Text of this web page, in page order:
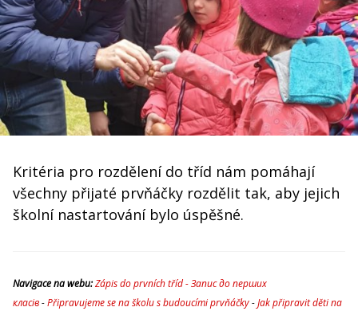
Kritéria pro rozdělení do tříd nám pomáhají
všechny přijaté prvňáčky rozdělit tak, aby jejich
školní nastartování bylo úspěšné.
Navigace na webu:Zápis do prvních tříd - Запис до перших
класів-Připravujeme se na školu s budoucími prvňáčky-Jak připravit děti na